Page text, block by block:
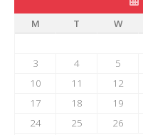
M
T W
3
4 5
10
11 12
17
18 19
24
25 26